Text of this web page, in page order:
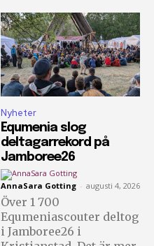
Nyheter
Equmenia slog
deltagarrekord på
Jamboree26
AnnaSara Gotting - augusti 4, 2026
Över 1 700
Equmeniascouter deltog
i Jamboree26 i